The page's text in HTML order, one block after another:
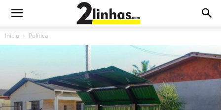
Início Política